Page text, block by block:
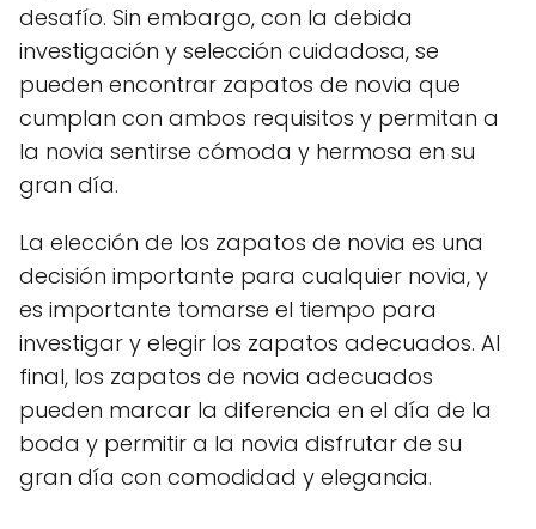
desafío. Sin embargo, con la debida
investigación y selección cuidadosa, se
pueden encontrar zapatos de novia que
cumplan con ambos requisitos y permitan a
la novia sentirse cómoda y hermosa en su
gran día.
La elección de los zapatos de novia es una
decisión importante para cualquier novia, y
es importante tomarse el tiempo para
investigar y elegir los zapatos adecuados. Al
final, los zapatos de novia adecuados
pueden marcar la diferencia en el día de la
boda y permitir a la novia disfrutar de su
gran día con comodidad y elegancia.